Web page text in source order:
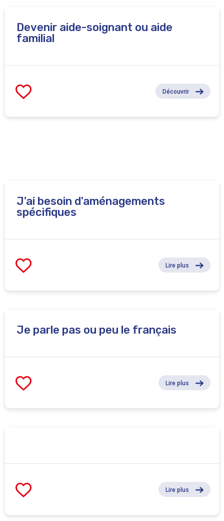
Devenir aide-soignant ou aide
familial
Découvrir
J'ai besoin d'aménagements
spécifiques
Lire plus
Je parle pas ou peu le français
Lire plus
Lire plus